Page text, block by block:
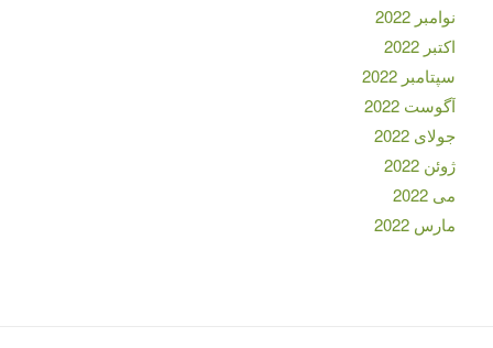
نوامبر 2022
اکتبر 2022
سپتامبر 2022
آگوست 2022
جولای 2022
ژوئن 2022
می 2022
مارس 2022